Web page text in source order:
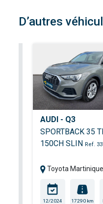
D’autres
AUDI - Q3
SPORTBACK 35
150CH SLIN Ref.
Toyota Martinique
12/2024 17290 km